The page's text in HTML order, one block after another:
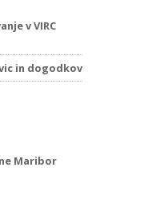
v VIRC
in dogodkov
Maribor